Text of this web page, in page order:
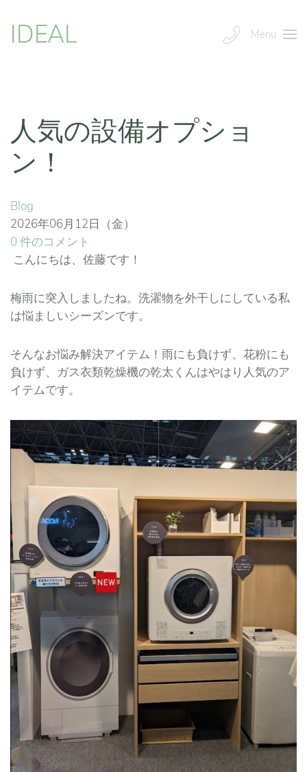
IDEAL Menu
人気の設備オプショ
ン！
Blog
2026年06月12日（金）
0 件のコメント
こんにちは、佐藤です！
梅雨に突入しましたね。洗濯物を外干しにしている私
は悩ましいシーズンです。
そんなお悩み解決アイテム！雨にも負けず、花粉にも
負けず、ガス衣類乾燥機の乾太くんはやはり人気のア
イテムです。